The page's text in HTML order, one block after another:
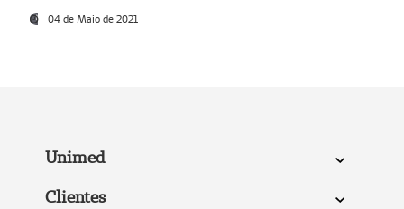
04 de Maio de 2021
Unimed
Clientes